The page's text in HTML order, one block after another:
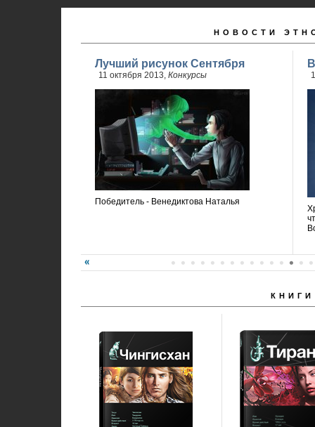
НОВОСТИ
Лучший рисунок Сентября
11 октября 2013, Конкурсы
Победитель - Венедиктова Наталья
КНИГИ